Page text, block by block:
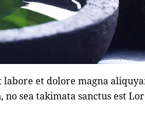
et dolore magna
sea takimata sanctus est